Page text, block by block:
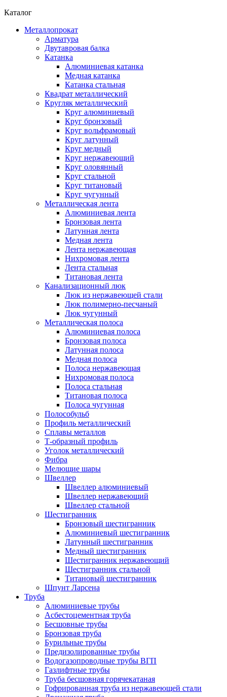
Каталог
Металлопрокат
Арматура
Двутавровая балка
Катанка
Алюминиевая катанка
Медная катанка
Катанка стальная
Квадрат металлический
Кругляк металлический
Круг алюминиевый
Круг бронзовый
Круг вольфрамовый
Круг латунный
Круг медный
Круг нержавеющий
Круг оловянный
Круг стальной
Круг титановый
Круг чугунный
Металлическая лента
Алюминиевая лента
Бронзовая лента
Латунная лента
Медная лента
Лента нержавеющая
Нихромовая лента
Лента стальная
Титановая лента
Канализационный люк
Люк из нержавеющей стали
Люк полимерно-песчаный
Люк чугунный
Металлическая полоса
Алюминиевая полоса
Бронзовая полоса
Латунная полоса
Медная полоса
Полоса нержавеющая
Нихромовая полоса
Полоса стальная
Титановая полоса
Полоса чугунная
Полособульб
Профиль металлический
Сплавы металлов
Т-образный профиль
Уголок металлический
Фибра
Мелющие шары
Швеллер
Швеллер алюминиевый
Швеллер нержавеющий
Швеллер стальной
Шестигранник
Бронзовый шестигранник
Алюминиевый шестигранник
Латунный шестигранник
Медный шестигранник
Шестигранник нержавеющий
Шестигранник стальной
Титановый шестигранник
Шпунт Ларсена
Труба
Алюминиевые трубы
Асбестоцементная труба
Бесшовные трубы
Бронзовая труба
Бурильные трубы
Предизолированные трубы
Водогазопроводные трубы ВГП
Газлифтные трубы
Труба бесшовная горячекатаная
Гофрированная труба из нержавеющей стали